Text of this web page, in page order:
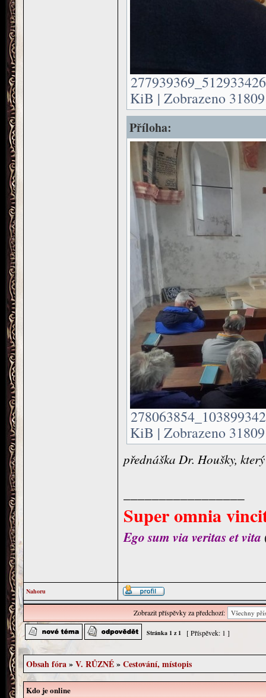
KiB | Zobrazeno
Příloha:
KiB | Zobrazeno
přednáška Dr. Houšky,
Super omnia
Ego sum via veritas et vita
Nahoru
Zobrazit příspěvky za předchozí:
Stránka 1 z 1 [ Příspěvek: 1 ]
Obsah fóra»V. RŮZNÉ»Cestování, místopis
Kdo je online